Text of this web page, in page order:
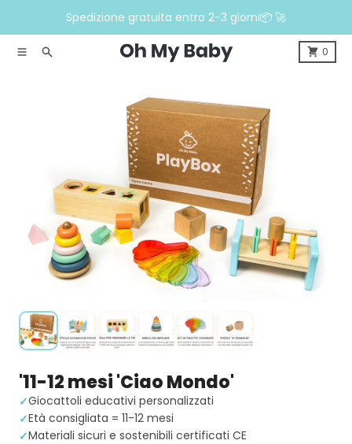
Vai direttamente ai contenuti
Spedizione gratuita entro 2-3 giorni📦 🚀
MenùRicerca 0
'11-12 mesi 'Ciao Mondo'
Giocattoli educativi personalizzati
Età consigliata = 11-12 mesi
Materiali sicuri e sostenibili certificati CE